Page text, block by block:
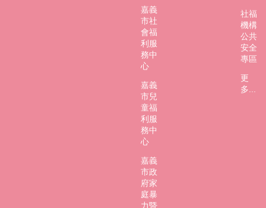
嘉義
市社
會福
利服
務中
心
嘉義
市兒
童福
利服
務中
心
嘉義
市政
府家
庭暴
力暨
社福
機構
公共
安全
專區
更
多...